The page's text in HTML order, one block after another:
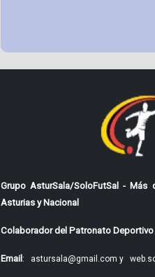
Grupo AsturSala/SoloFutSal -
Asturias y Nacional
Colaborador del Patronato Deportivo
Email: astursala@gmail.com y